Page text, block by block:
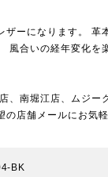
ザーになります。 革
風合いの経年変化を
、南堀江店 ムジー
店舗メールにお気
BK